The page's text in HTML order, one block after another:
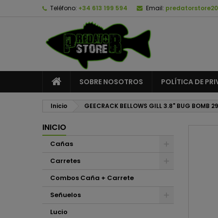
Teléfono: +34 613 199 594 Email:
SOBRE NOSOTROS POLÍTICA DE
Inicio GEECRACK BELLOWS GILL 3.8" BUG BOMB
INICIO
Cañas
Carretes
Combos Caña + Carrete
Señuelos
Lucio